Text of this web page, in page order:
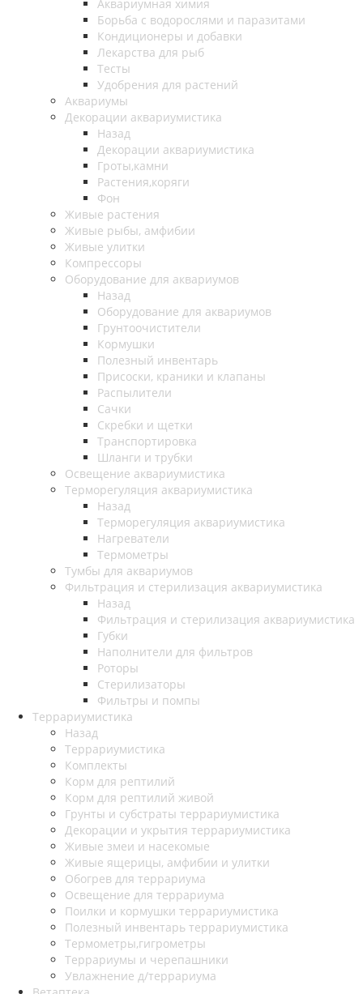
Аквариумная химия
Борьба с водорослями и паразитами
Кондиционеры и добавки
Лекарства для рыб
Тесты
Удобрения для растений
Аквариумы
Декорации аквариумистика
Назад
Декорации аквариумистика
Гроты,камни
Растения,коряги
Фон
Живые растения
Живые рыбы, амфибии
Живые улитки
Компрессоры
Оборудование для аквариумов
Назад
Оборудование для аквариумов
Грунтоочистители
Кормушки
Полезный инвентарь
Присоски, краники и клапаны
Распылители
Сачки
Скребки и щетки
Транспортировка
Шланги и трубки
Освещение аквариумистика
Терморегуляция аквариумистика
Назад
Терморегуляция аквариумистика
Нагреватели
Термометры
Тумбы для аквариумов
Фильтрация и стерилизация аквариумистика
Назад
Фильтрация и стерилизация аквариумистика
Губки
Наполнители для фильтров
Роторы
Стерилизаторы
Фильтры и помпы
Террариумистика
Назад
Террариумистика
Комплекты
Корм для рептилий
Корм для рептилий живой
Грунты и субстраты террариумистика
Декорации и укрытия террариумистика
Живые змеи и насекомые
Живые ящерицы, амфибии и улитки
Обогрев для террариума
Освещение для террариума
Поилки и кормушки террариумистика
Полезный инвентарь террариумистика
Термометры,гигрометры
Террариумы и черепашники
Увлажнение д/террариума